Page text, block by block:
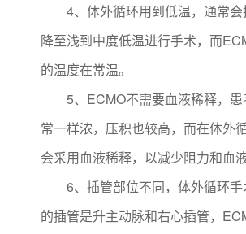
4、体外循环用到低温，通常会
降至浅到中度低温进行手术，而
的温度在常温。
5、ECMO不需要血液稀释，患
常一样浓，压积也较高，而在体外
会采用血液稀释，以减少阻力和血
6、插管部位不同，体外循环手
的插管是升主动脉和右心插管，